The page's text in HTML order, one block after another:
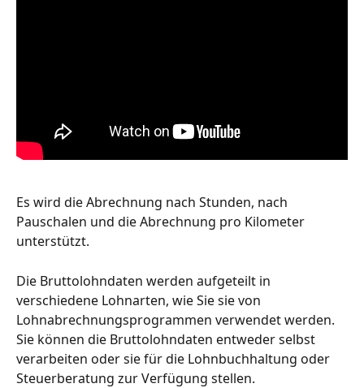
Es wird die Abrechnung nach Stunden, nach
Pauschalen und die Abrechnung pro Kilometer
unterstützt.
Die Bruttolohndaten werden aufgeteilt in
verschiedene Lohnarten, wie Sie sie von
Lohnabrechnungsprogrammen verwendet werden.
Sie können die Bruttolohndaten entweder selbst
verarbeiten oder sie für die Lohnbuchhaltung oder
Steuerberatung zur Verfügung stellen.